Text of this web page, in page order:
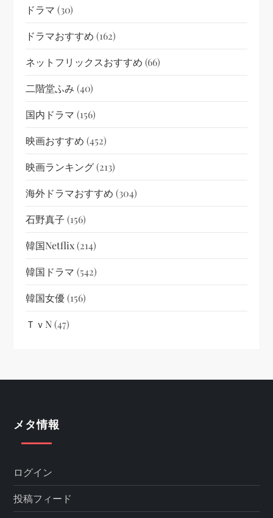
ドラマ (30)
ドラマおすすめ (162)
ネットフリックスおすすめ (66)
二階堂ふみ (40)
国内ドラマ (156)
映画おすすめ (452)
映画ランキング(213)
海外ドラマおすすめ (304)
石野真子 (156)
韓国netflix(214)
韓国ドラマ (542)
韓国女優(156)
ＴｖN(47)
メタ情報
ログイン
投稿フィード